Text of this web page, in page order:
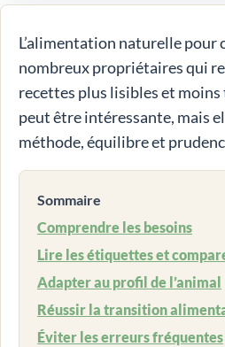
L’alimentation naturelle pour
nombreux propriétaires qui
recettes plus lisibles et
peut être intéressante, mais
méthode, équilibre et
Sommaire
Comprendre les besoins
Lire les étiquettes et
Adapter au profil de l’animal
Réussir la transition
Éviter les erreurs fréquentes